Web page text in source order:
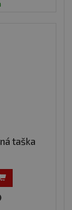
taška